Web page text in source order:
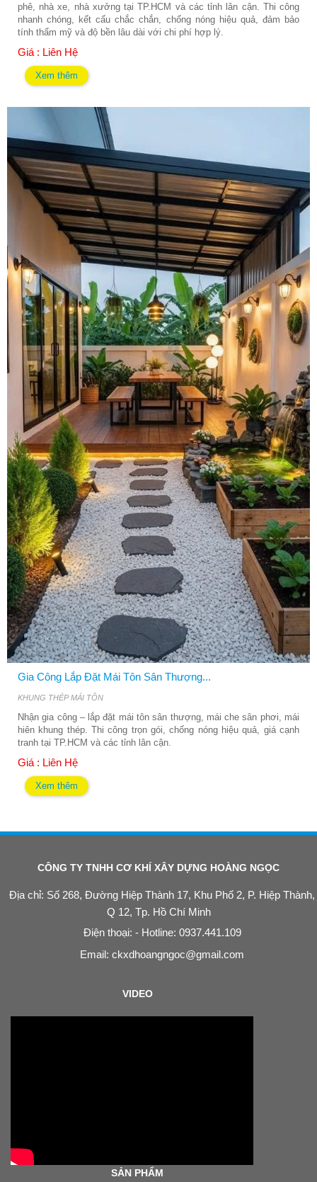
phê, nhà xe, nhà xưởng tại TP.HCM và các tỉnh lân cận. Thi công
nhanh chóng, kết cấu chắc chắn, chống nóng hiệu quả, đảm bảo
tính thẩm mỹ và độ bền lâu dài với chi phí hợp lý.
Giá : Liên Hệ
Xem thêm
Gia Công Lắp Đặt Mái Tôn Sân Thượng...
KHUNG THÉP MÁI TÔN
Nhận gia công – lắp đặt mái tôn sân thượng, mái che sân phơi, mái
hiên khung thép. Thi công trọn gói, chống nóng hiệu quả, giá cạnh
tranh tại TP.HCM và các tỉnh lân cận.
Giá : Liên Hệ
Xem thêm
CÔNG TY TNHH CƠ KHÍ XÂY DỰNG HOÀNG NGỌC
Địa chỉ: Số 268, Đường Hiệp Thành 17, Khu Phố 2, P. Hiệp Thành,
Q 12, Tp. Hồ Chí Minh
Điện thoại: - Hotline: 0937.441.109
Email: ckxdhoangngoc@gmail.com
VIDEO
SẢN PHẨM